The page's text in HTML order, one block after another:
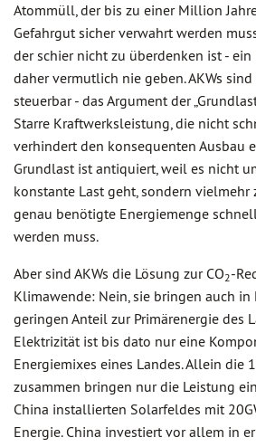
Atommüll, der bis zu einer Million
Gefahrgut sicher verwahrt werden
der schier nicht zu überdenken ist -
daher vermutlich nie geben. AKWs
steuerbar - das Argument der
Starre Kraftwerksleistung, die nicht
verhindert den konsequenten Ausbau
Grundlast ist antiquiert, weil es nicht
konstante Last geht, sondern vielmehr
genau benötigte Energiemenge
werden muss.
Aber sind AKWs die Lösung zur CO2-
Klimawende: Nein, sie bringen auch in
geringen Anteil zur Primärenergie des
Elektrizität ist bis dato nur eine
Energiemixes eines Landes. Allein die
zusammen bringen nur die Leistung
China installierten Solarfeldes mit
Energie. China investiert vor allem in